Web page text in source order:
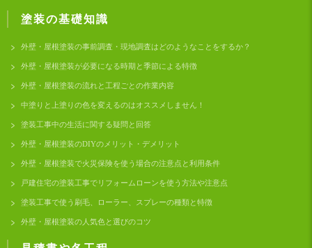
塗装の基礎知識
外壁・屋根塗装の事前調査・現地調査はどのようなことをするか？
外壁・屋根塗装が必要になる時期と季節による特徴
外壁・屋根塗装の流れと工程ごとの作業内容
中塗りと上塗りの色を変えるのはオススメしません！
塗装工事中の生活に関する疑問と回答
外壁・屋根塗装のDIYのメリット・デメリット
外壁・屋根塗装で火災保険を使う場合の注意点と利用条件
戸建住宅の塗装工事でリフォームローンを使う方法や注意点
塗装工事で使う刷毛、ローラー、スプレーの種類と特徴
外壁・屋根塗装の人気色と選びのコツ